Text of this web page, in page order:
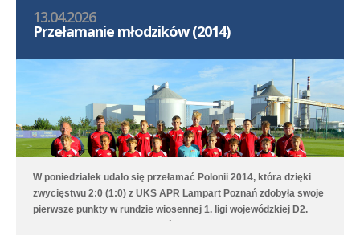
13.04.2026
Przełamanie młodzików (2014)
W poniedziałek udało się przełamać Polonii 2014, która dzięki
zwycięstwu 2:0 (1:0) z UKS APR Lampart Poznań zdobyła swoje
pierwsze punkty w rundzie wiosennej 1. ligi wojewódzkiej D2.